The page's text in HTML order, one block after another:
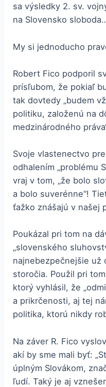
sa výsledky 2. sv.
na Slovensko
My si jednoducho
Robert Fico podporil
prísľubom, že pokiaľ
tak dovtedy „budem
politiku, založenú na
medzinárodného
Svoje vlastenectvo
odhalením „problému
vraj v tom, „že bolo
a bolo suverénne“!
ťažko znášajú v našej
Poukázal pri tom na
„slovenského
najnebezpečnejšie už
storočia. Použil pri
ktorý vyhlásil, že
a prikrčenosti, aj tej
politika, ktorú nikdy
Na záver R. Fico
akí by sme mali byť:
úplným Slovákom,
ľudí. Taký je aj